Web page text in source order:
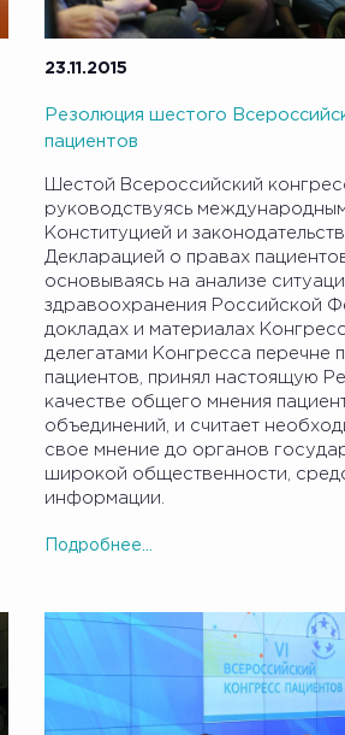
23.11.2015
Резолюция шестого
пациентов
Шестой Всероссийский
руководствуясь
Конституцией и
Декларацией о правах
основываясь на анализе
здравоохранения Российской
докладах и материалах
делегатами Конгресса перечне
пациентов, принял настоящую
качестве общего мнения
объединений, и считает
свое мнение до органов
широкой общественности,
информации.
Подробнее...